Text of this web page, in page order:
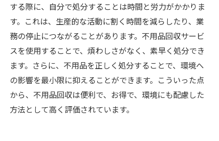
する際に、自分で処分することは時間と労力がかかりま
す。これは、生産的な活動に割く時間を減らしたり、業
務の停止につながることがあります。不用品回収サービ
スを使用することで、煩わしさがなく、素早く処分でき
ます。さらに、不用品を正しく処分することで、環境へ
の影響を最小限に抑えることができます。こういった点
から、不用品回収は便利で、お得で、環境にも配慮した
方法として高く評価されています。